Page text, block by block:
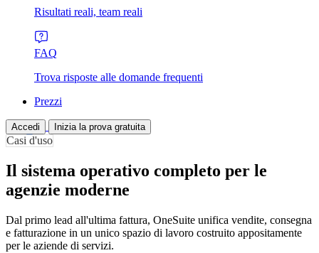
Risultati reali, team reali
FAQ
Trova risposte alle domande frequenti
Prezzi
Accedi Inizia la prova gratuita
Casi d'uso
Il sistema operativo completo per le
agenzie moderne
Dal primo lead all'ultima fattura, OneSuite unifica vendite, consegna
e fatturazione in un unico spazio di lavoro costruito appositamente
per le aziende di servizi.